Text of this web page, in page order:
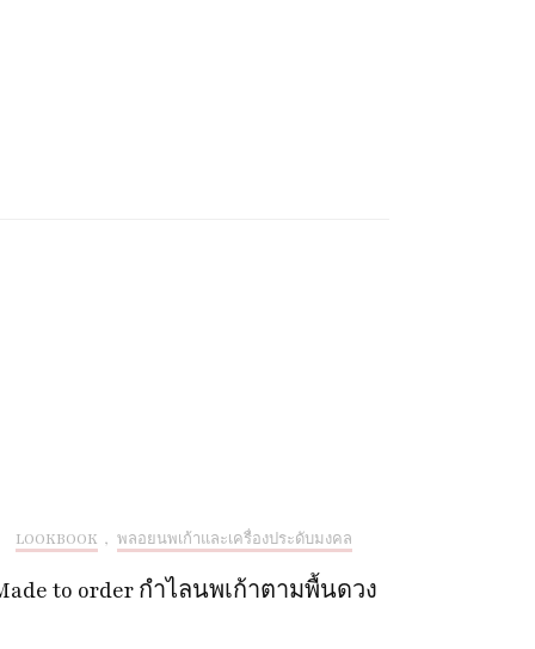
LOOKBOOK , พลอยนพเก้าและเครื่องประดับมงคล
to order กำไลนพเก้าตามพื้นดวง